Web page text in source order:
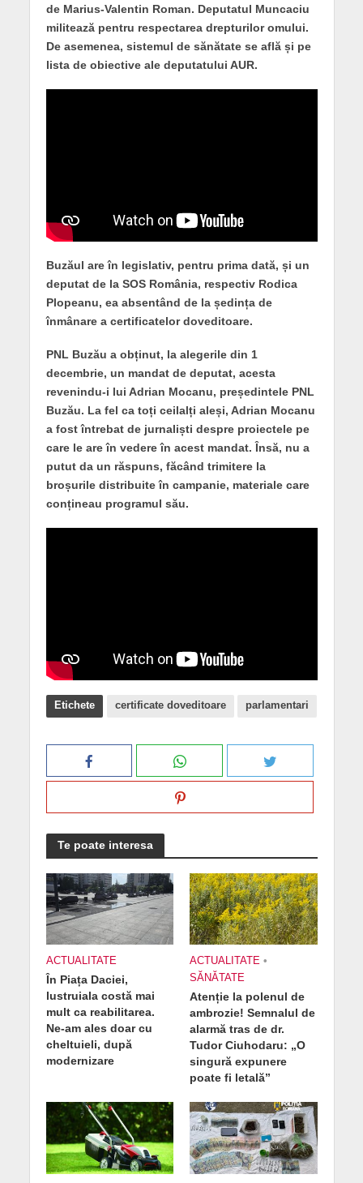
de Marius-Valentin Roman. Deputatul Muncaciu
militează pentru respectarea drepturilor omului.
De asemenea, sistemul de sănătate se află și pe
lista de obiective ale deputatului AUR.
Buzăul are în legislativ, pentru prima dată, și un
deputat de la SOS România, respectiv Rodica
Plopeanu, ea absentând de la ședința de
înmânare a certificatelor doveditoare.
PNL Buzău a obținut, la alegerile din 1
decembrie, un mandat de deputat, acesta
revenindu-i lui Adrian Mocanu, președintele PNL
Buzău. La fel ca toți ceilalți aleși, Adrian Mocanu
a fost întrebat de jurnaliști despre proiectele pe
care le are în vedere în acest mandat. Însă, nu a
putut da un răspuns, făcând trimitere la
broșurile distribuite în campanie, materiale care
conțineau programul său.
Etichete certificate doveditoare parlamentari
Te poate interesa
ACTUALITATE
În Piața Daciei,
lustruiala costă mai
mult ca reabilitarea.
Ne-am ales doar cu
cheltuieli, după
modernizare
ACTUALITATE •
SĂNĂTATE
Atenție la polenul de
ambrozie! Semnalul de
alarmă tras de dr.
Tudor Ciuhodaru: „O
singură expunere
poate fi letală”